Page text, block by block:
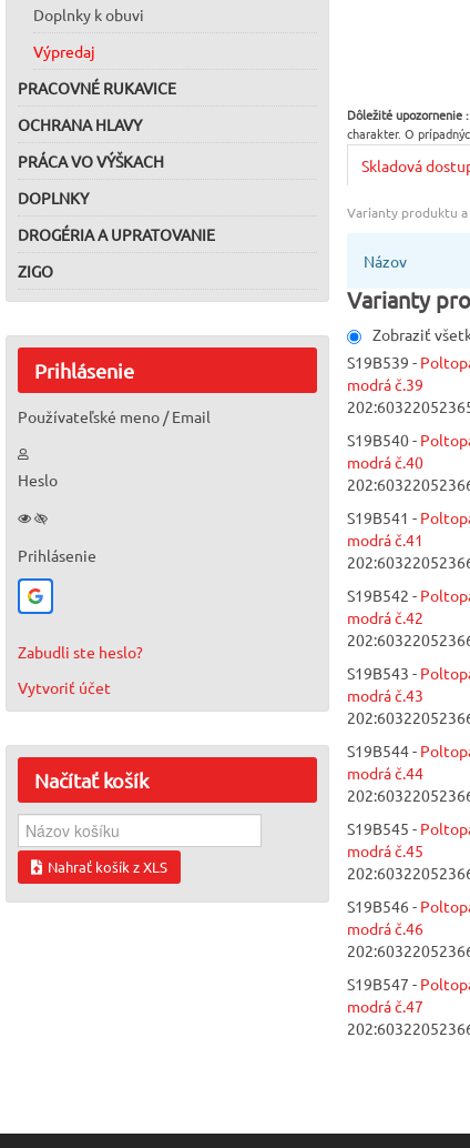
Doplnky k obuvi
Výpredaj
PRACOVNÉ RUKAVICE
OCHRANA HLAVY
PRÁCA VO VÝŠKACH
DOPLNKY
DROGÉRIA A UPRATOVANIE
ZIGO
Prihlásenie
Používateľské meno / Email
Heslo
Prihlásenie
Zabudli ste heslo?
Vytvoriť účet
Načítaťkošík
Nahrať košík z XLS
Dôležité upozornenie :
charakter. O
Skladová
Varianty produktu
Názov
Varianty
Zobraziť
S19B539 -
modrá č.39
S19B540 -
modrá č.40
S19B541 -
modrá č.41
S19B542 -
modrá č.42
S19B543 -
modrá č.43
S19B544 -
modrá č.44
S19B545 -
modrá č.45
S19B546 -
modrá č.46
S19B547 -
modrá č.47